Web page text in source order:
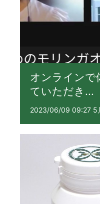
オンラインで
ていただき...
2023/06/09 09:27 5